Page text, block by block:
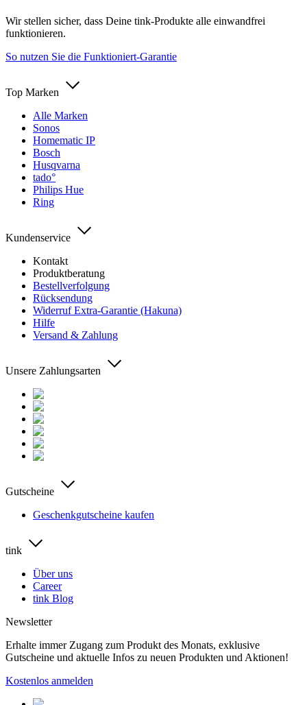
Wir stellen sicher, dass Deine tink-Produkte alle einwandfrei
funktionieren.
So nutzen Sie die Funktioniert-Garantie
Top Marken
Alle Marken
Sonos
Homematic IP
Bosch
Husqvarna
tado°
Philips Hue
Ring
Kundenservice
Kontakt
Produktberatung
Bestellverfolgung
Rücksendung
Widerruf Extra-Garantie (Hakuna)
Hilfe
Versand & Zahlung
Unsere Zahlungsarten
Gutscheine
Geschenkgutscheine kaufen
tink
Über uns
Career
tink Blog
Newsletter
Erhalte immer Zugang zum Produkt des Monats, exklusive
Gutscheine und aktuelle Infos zu neuen Produkten und Aktionen!
Kostenlos anmelden